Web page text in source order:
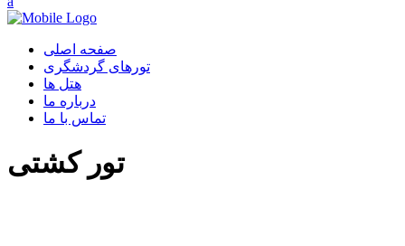
صفحه اصلی
تورهای گردشگری
هتل ها
درباره ما
تماس با ما
تور کشتی